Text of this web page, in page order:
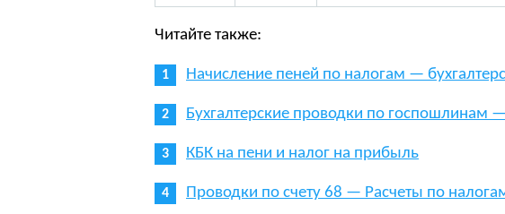
Читайте также:
Начисление пеней по налогам —
Бухгалтерские проводки по госпошлинам
КБК на пени и налог на прибыль
Проводки по счету 68 — Расчеты по